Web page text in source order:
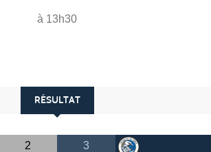
à 13h30
RÉSULTAT
2 3